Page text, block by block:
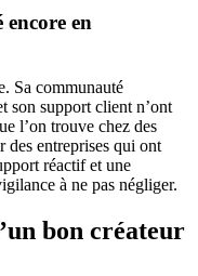
en
Sa communauté
son support client n’ont
l’on trouve chez des
des entreprises qui ont
réactif et une
à ne pas négliger.
bon créateur